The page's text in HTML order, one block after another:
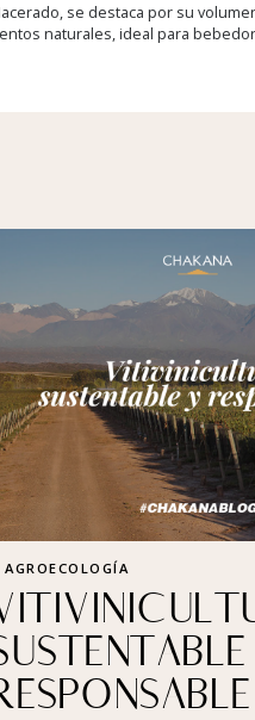
se destaca por su
naturales, ideal para